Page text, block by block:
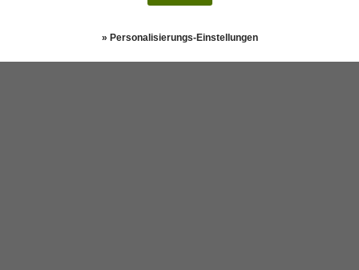
» Personalisierungs-Einstellungen